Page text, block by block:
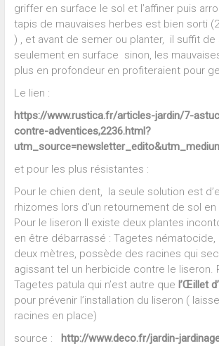
griffer en surface le sol et l’affiner puis
tapis de mauvaises herbes est bien sorti
) , et avant de semer ou planter, il suffit de
seulement en surface sinon, les
plus en profondeur en profiteraient pour
Le lien :
https://www.rustica.fr/articles-jardin/7-
contre-adventices,2236.html?
et pour les plus résistantes :
Pour le chien dent, la seule solution est
rhizomes lors d’un retournement de sol
Pour le liseron Il existe deux plantes
en être débarrassé : Tagetes nématocide,
deux mètres, possède des racines qui
agissant tel un herbicide contre le liseron.
Tagetes patula qui n’est autre que l’Œillet
pour prévenir l’installation du liseron (
racines en place)
source : http://www.deco.fr/jardin-